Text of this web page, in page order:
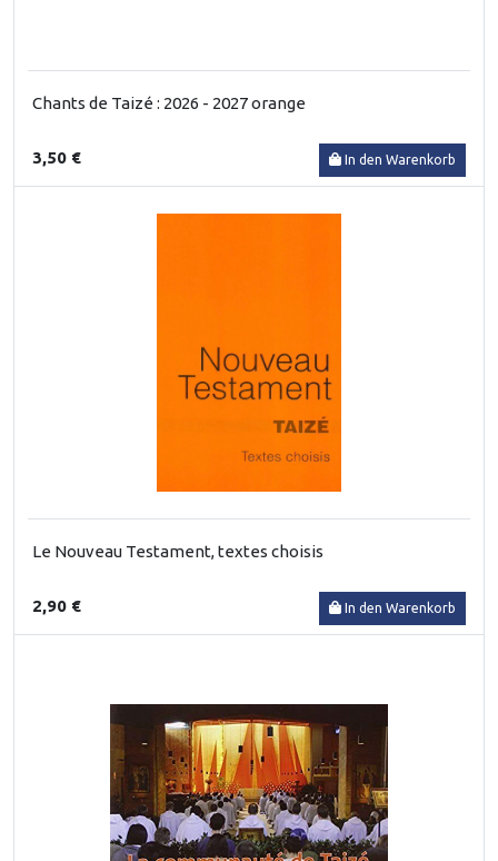
Chants de Taizé : 2026 - 2027 orange
3,50 € In den Warenkorb
Le Nouveau Testament, textes choisis
2,90 € In den Warenkorb